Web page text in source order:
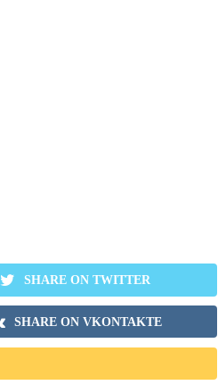
SHARE ON TWITTER
SHARE ON VKONTAKTE